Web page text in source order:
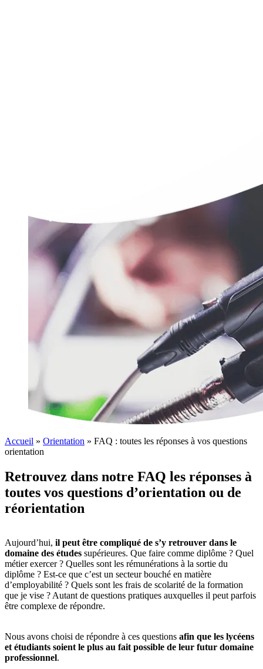
Accueil » Orientation » FAQ : toutes les réponses à vos questions
orientation
Retrouvez dans notre FAQ les réponses à
toutes vos questions d’orientation ou de
réorientation
Aujourd’hui, il peut être compliqué de s’y retrouver dans le
domaine des études supérieures. Que faire comme diplôme ? Quel
métier exercer ? Quelles sont les rémunérations à la sortie du
diplôme ? Est-ce que c’est un secteur bouché en matière
d’employabilité ? Quels sont les frais de scolarité de la formation
que je vise ? Autant de questions pratiques auxquelles il peut parfois
être complexe de répondre.
Nous avons choisi de répondre à ces questions afin que les lycéens
et étudiants soient le plus au fait possible de leur futur domaine
professionnel.